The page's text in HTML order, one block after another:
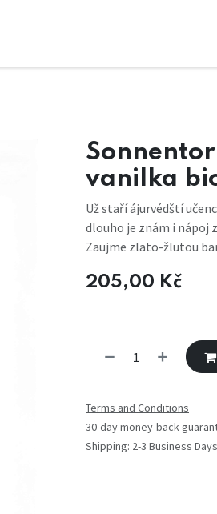
vanilka
Už staří ájurvédští
dlouho je znám i nápoj
Zaujme zlato-žlutou
205,00 Kč
Terms and Conditions
30-day money-back
Shipping: 2-3 Business Days